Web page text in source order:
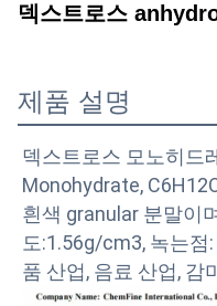
덱스트로스
제품 설명
덱스트로스 모노히드
Monohydrate,
흰색 granular 분말이
도:1.56g/cm3, 녹는점:
품 산업, 음료 산업, 감